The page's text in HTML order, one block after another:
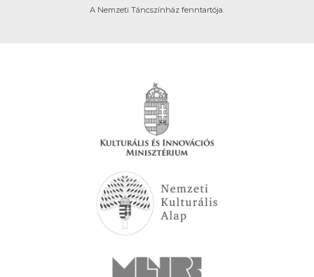
A Nemzeti Táncszínház fenntartója.